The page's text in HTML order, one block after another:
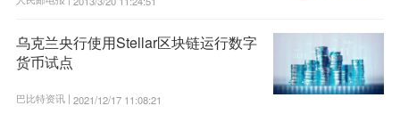
乌克兰央行使用Stellar区块链运行数字
货币试点
巴比特资讯 | 2021/12/17 11:08:21